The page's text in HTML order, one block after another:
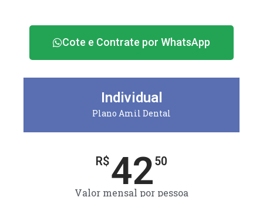
Cote e Contrate por WhatsApp
Individual
Plano Amil Dental
R$4250
Valor mensal por pessoa